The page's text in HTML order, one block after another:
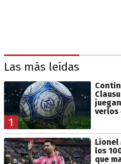
Las más leídas
1
verlos
Lionel
los
que